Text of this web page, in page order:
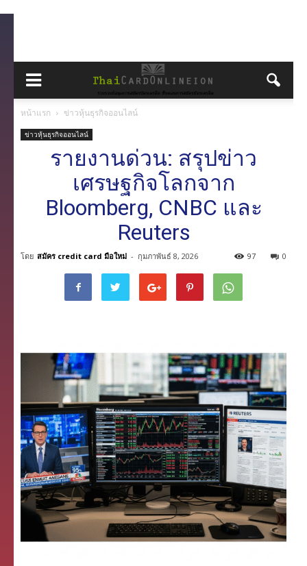
หน้าแรก ข่าวหุ้นธุรกิจออนไลน์
ข่าวหุ้นธุรกิจออนไลน์
รายงานด่วน: สรุปข่าว
เศรษฐกิจโลกจาก
Bloomberg, CNBC และ
Reuters
โดย สมัคร credit card มือใหม่ - กุมภาพันธ์ 8, 2026 0
97